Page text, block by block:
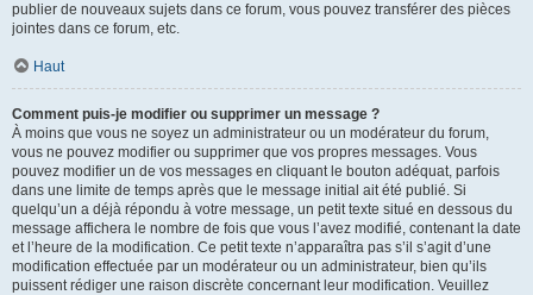
publier de nouveaux sujets dans ce forum, vous pouvez transférer des pièces
jointes dans ce forum, etc.
Haut
Comment puis-je modifier ou supprimer un message ?
À moins que vous ne soyez un administrateur ou un modérateur du forum,
vous ne pouvez modifier ou supprimer que vos propres messages. Vous
pouvez modifier un de vos messages en cliquant le bouton adéquat, parfois
dans une limite de temps après que le message initial ait été publié. Si
quelqu’un a déjà répondu à votre message, un petit texte situé en dessous du
message affichera le nombre de fois que vous l’avez modifié, contenant la date
et l’heure de la modification. Ce petit texte n’apparaîtra pas s’il s’agit d’une
modification effectuée par un modérateur ou un administrateur, bien qu’ils
puissent rédiger une raison discrète concernant leur modification. Veuillez